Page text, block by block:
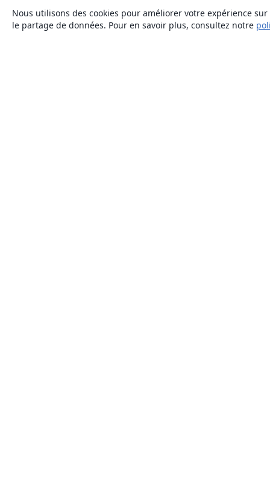
Nous utilisons des cookies pour améliorer votre expérience
le partage de données. Pour en savoir plus, consultez notre